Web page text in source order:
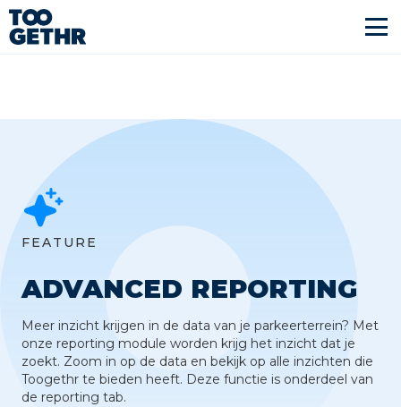
FEATURE
ADVANCED REPORTING
Meer inzicht krijgen in de data van je parkeerterrein? Met
onze reporting module worden krijg het inzicht dat je
zoekt. Zoom in op de data en bekijk op alle inzichten die
Toogethr te bieden heeft. Deze functie is onderdeel van
de reporting tab.